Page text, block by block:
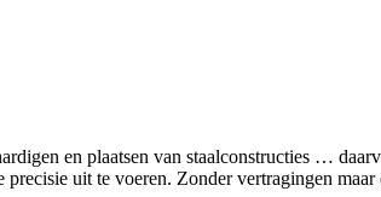
en plaatsen van staalconstructies …
uit te voeren. Zonder vertragingen